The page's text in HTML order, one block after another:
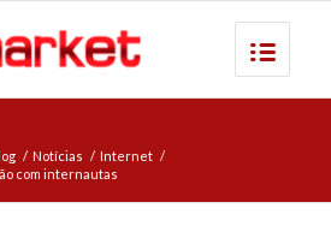
/ Notícias / Internet /
com internautas